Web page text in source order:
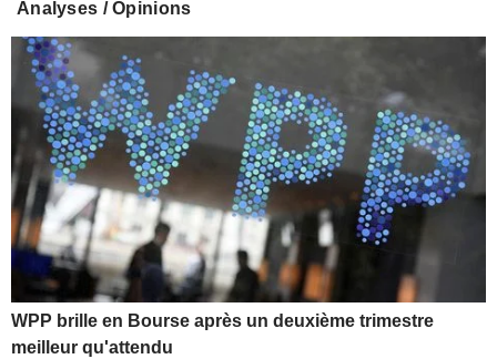
Analyses / Opinions
WPP brille en Bourse après un deuxième trimestre
meilleur qu'attendu